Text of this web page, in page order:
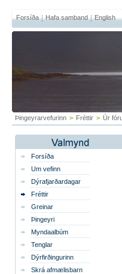
Forsíða Hafa samband English
Þingeyrarvefurinn > Fréttir > Úr
Forsíða
Um vefinn
Dýrafjarðardagar
Fréttir
Greinar
Þingeyri
Myndaalbúm
Tenglar
Dýrfirðingurinn
Skrá afmælisbarn